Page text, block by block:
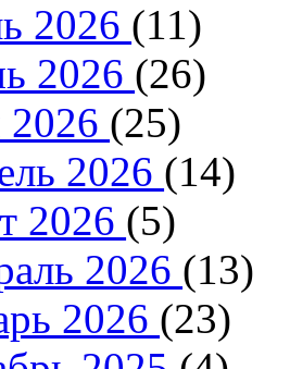
2026 (11)
2026 (26)
(25)
2026 (14)
2026 (5)
2026 (13)
2026 (23)